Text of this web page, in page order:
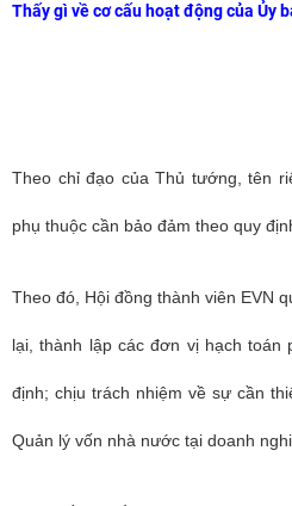
Thấy gì về cơ cấu hoạt động của Ủy
Theo chỉ đạo của Thủ tướng, tên
phụ thuộc cần bảo đảm theo quy
Theo đó, Hội đồng thành viên EVN
lại, thành lập các đơn vị hạch toán
định; chịu trách nhiệm về sự cần
Quản lý vốn nhà nước tại doanh